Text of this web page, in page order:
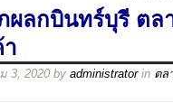
ลกบินทร์บุรี ตล
3, 2020 by administratorin ตล